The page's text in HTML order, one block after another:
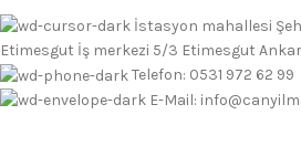
İstasyon mahallesi
Etimesgut İş merkezi 5/3 Etimesgut
Telefon: 0531 972 62 99
E-Mail: